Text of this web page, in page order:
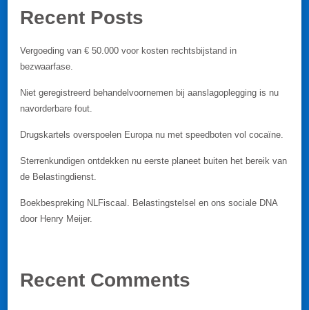
Recent Posts
Vergoeding van € 50.000 voor kosten rechtsbijstand in
bezwaarfase.
Niet geregistreerd behandelvoornemen bij aanslagoplegging is nu
navorderbare fout.
Drugskartels overspoelen Europa nu met speedboten vol cocaïne.
Sterrenkundigen ontdekken nu eerste planeet buiten het bereik van
de Belastingdienst.
Boekbespreking NLFiscaal. Belastingstelsel en ons sociale DNA
door Henry Meijer.
Recent Comments